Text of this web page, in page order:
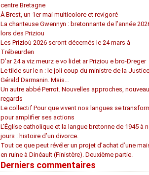
centre Bretagne
À Brest, un 1er mai multicolore et revigoré
La chanteuse Gwennyn : bretonnante de l’année
lors des Priziou
Les Prizioù 2026 seront décernés le 24 mars à
Trébeurden
D’ar 24 a viz meurz e vo lidet ar Priziou e bro-Dreger
Le tilde sur le n : le joli coup du ministre de la
Gérald Darmanin. Mais…
Un autre abbé Perrot. Nouvelles approches,
regards
Le collectif Pour que vivent nos langues se
pour amplifier ses actions
L’Église catholique et la langue bretonne de 1945 à
jours : histoire d’un divorce.
Tout ce que peut révéler un projet d’achat d’une
en ruine à Dinéault (Finistère). Deuxième partie.
Derniers commentaires